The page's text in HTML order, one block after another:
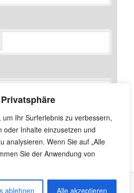
Ihr Surferlebnis zu verbessern,
oder Inhalte einzusetzen und
analysieren. Wenn Sie auf „Alle
Sie der Anwendung von
ablehnen Alle akzeptieren
und Website in diesem Browser
speichern.